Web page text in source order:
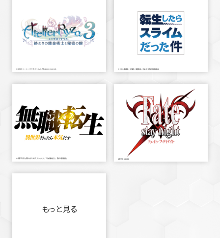
もっと見る